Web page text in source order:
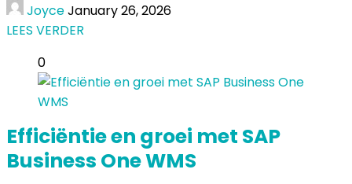
JoyceJanuary 26, 2026
LEES VERDER
0
Efficiëntie en groei met SAP
Business One WMS